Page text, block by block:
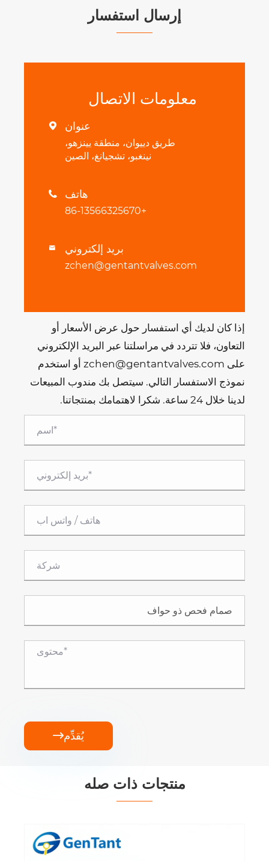
إرسال استفسار
معلومات الاتصال
 عنوان
طريق دييوان، منطقة يينزهو،
نينغبو، تشجيانغ، الصين
 هاتف
+86-13566325670
 بريد إلكتروني
zchen@gentantvalves.com
إذا كان لديك أي استفسار حول عرض الأسعار أو
التعاون، فلا تتردد في مراسلتنا عبر البريد الإلكتروني
على zchen@gentantvalves.com أو استخدم
نموذج الاستفسار التالي. سيتصل بك مندوب المبيعات
لدينا خلال 24 ساعة. شكرا لاهتمامك بمنتجاتنا.
يُقدِّم
منتجات ذات صله